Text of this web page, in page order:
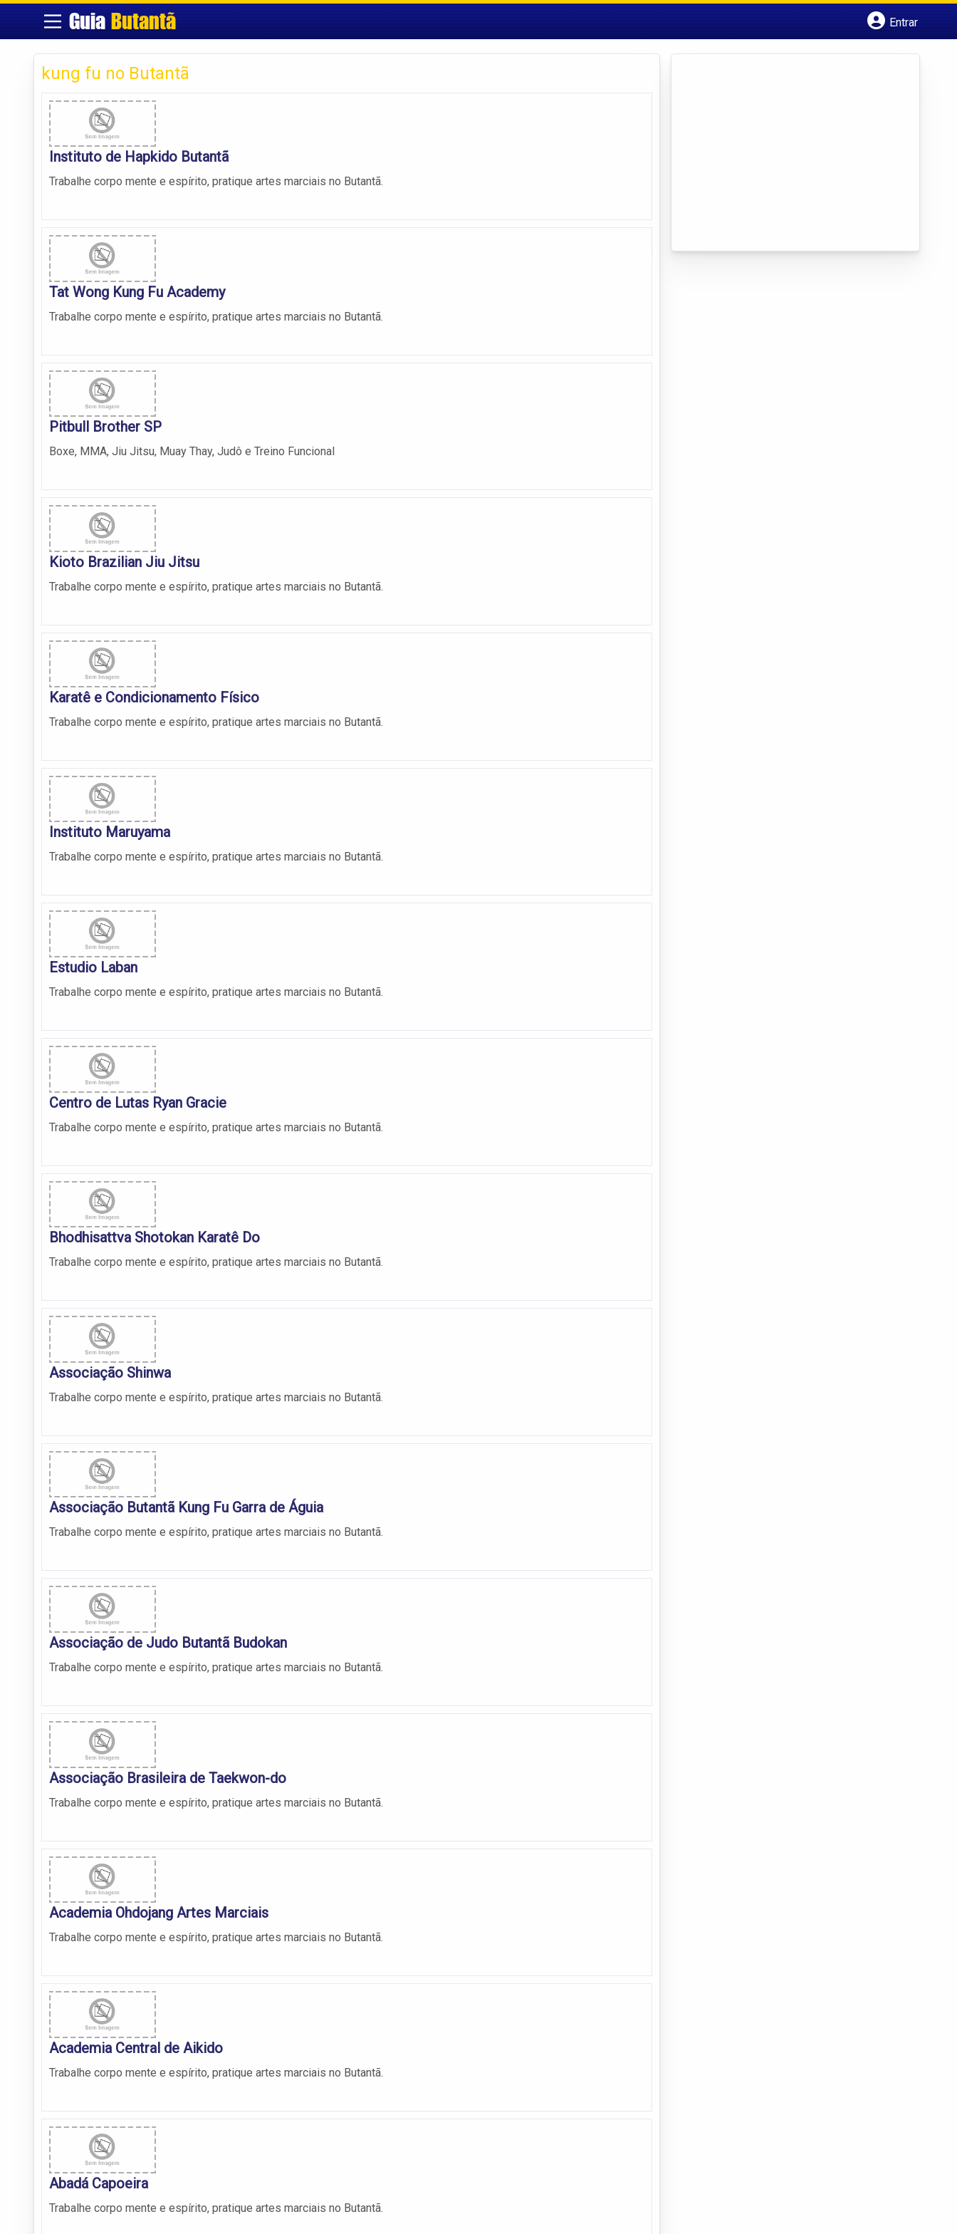
GuiaButantã
Entrar
kung fu no Butantã
Instituto de Hapkido Butantã
Trabalhe corpo mente e espírito, pratique artes marciais no Butantã.
Tat Wong Kung Fu Academy
Trabalhe corpo mente e espírito, pratique artes marciais no Butantã.
Pitbull Brother SP
Boxe, MMA, Jiu Jitsu, Muay Thay, Judô e Treino Funcional
Kioto Brazilian Jiu Jitsu
Trabalhe corpo mente e espírito, pratique artes marciais no Butantã.
Karatê e Condicionamento Físico
Trabalhe corpo mente e espírito, pratique artes marciais no Butantã.
Instituto Maruyama
Trabalhe corpo mente e espírito, pratique artes marciais no Butantã.
Estudio Laban
Trabalhe corpo mente e espírito, pratique artes marciais no Butantã.
Centro de Lutas Ryan Gracie
Trabalhe corpo mente e espírito, pratique artes marciais no Butantã.
Bhodhisattva Shotokan Karatê Do
Trabalhe corpo mente e espírito, pratique artes marciais no Butantã.
Associação Shinwa
Trabalhe corpo mente e espírito, pratique artes marciais no Butantã.
Associação Butantã Kung Fu Garra de Águia
Trabalhe corpo mente e espírito, pratique artes marciais no Butantã.
Associação de Judo Butantã Budokan
Trabalhe corpo mente e espírito, pratique artes marciais no Butantã.
Associação Brasileira de Taekwon-do
Trabalhe corpo mente e espírito, pratique artes marciais no Butantã.
Academia Ohdojang Artes Marciais
Trabalhe corpo mente e espírito, pratique artes marciais no Butantã.
Academia Central de Aikido
Trabalhe corpo mente e espírito, pratique artes marciais no Butantã.
Abadá Capoeira
Trabalhe corpo mente e espírito, pratique artes marciais no Butantã.